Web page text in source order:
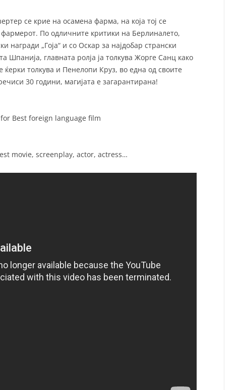
се крие на осамена фарма, на која тој се
По одличните критики на Берлиналето,
награди „Гоја“ и со Оскар за најдобар странски
Шпанија, главната ролја ја толкува Жорге Санц како
толкува и Пенелопи Круз, во една од своите
30 години, магијата е загарантирана!
Best foreign language film
movie, screenplay, actor, actress…